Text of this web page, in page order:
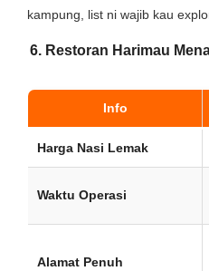
kampung, list ni wajib kau
6. Restoran Harimau
Info
Harga Nasi Lemak
Waktu Operasi
Alamat Penuh